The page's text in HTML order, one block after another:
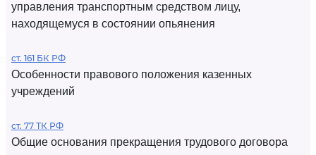
управления транспортным средством лицу,
находящемуся в состоянии опьянения
ст. 161 БК РФ
Особенности правового положения казенных
учреждений
ст. 77 ТК РФ
Общие основания прекращения трудового договора